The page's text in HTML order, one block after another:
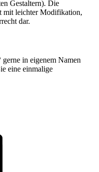
Gestaltern). Die
mit leichter Modifikation,
dar.
in eigenem Namen
eine einmalige